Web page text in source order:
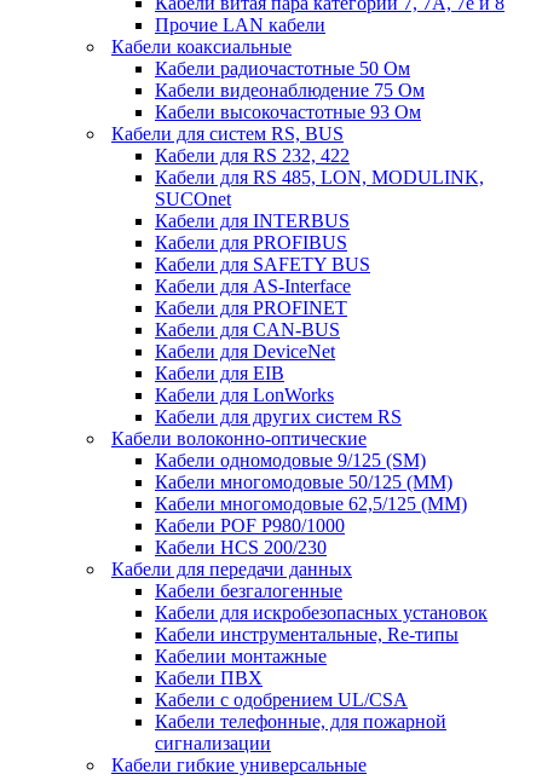
Прочие LAN кабели
Кабели коаксиальные
Кабели радиочастотные 50 Ом
Кабели видеонаблюдение 75 Ом
Кабели высокочастотные 93 Ом
Кабели для систем RS, BUS
Кабели для RS 232, 422
Кабели для RS 485, LON, MODULINK,
SUCOnet
Кабели для INTERBUS
Кабели для PROFIBUS
Кабели для SAFETY BUS
Кабели для AS-Interface
Кабели для PROFINET
Кабели для CAN-BUS
Кабели для DeviceNet
Кабели для EIB
Кабели для LonWorks
Кабели для других систем RS
Кабели волоконно-оптические
Кабели одномодовые 9/125 (SM)
Кабели многомодовые 50/125 (ММ)
Кабели многомодовые 62,5/125 (ММ)
Кабели POF P980/1000
Кабели HCS 200/230
Кабели для передачи данных
Кабели безгалогенные
Кабели для искробезопасных установок
Кабели инструментальные, Re-типы
Кабелии монтажные
Кабели ПВХ
Кабели с одобрением UL/CSA
Кабели телефонные, для пожарной
сигнализации
Кабели гибкие универсальные